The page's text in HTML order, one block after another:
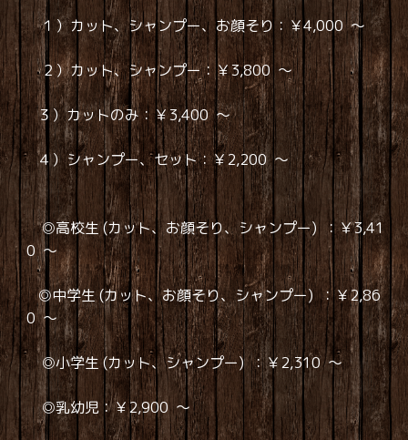
１）カット、シャンプー、お顔そり：￥4,000 ～
２）カット、シャンプー：￥3,800 ～
３）カットのみ：￥3,400 ～
４）シャンプー、セット：￥2,200 ～
◎高校生 (カット、お顔そり、シャンプー) ：￥3,41
0 ～
◎中学生 (カット、お顔そり、シャンプー) ：￥2,86
0 ～
◎小学生 (カット、シャンプー) ：￥2,310 ～
◎乳幼児：￥2,900 ～